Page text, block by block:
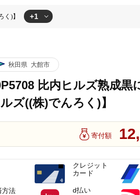
)】 +1
秋田県 大館市
比内ヒルズ熟成黒
ズ((株)でんろく)】
寄付額
方法
クレジット
カード
d払い